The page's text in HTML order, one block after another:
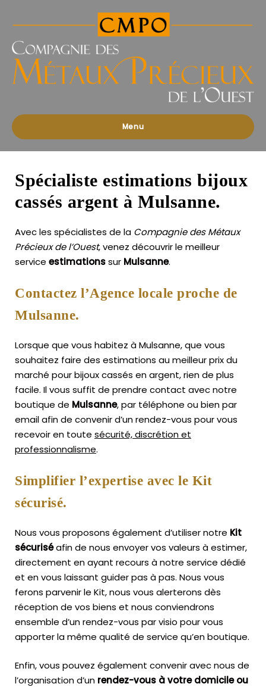
des
Précieux
l'Ouest
Menu
Spécialiste estimations bijoux
cassés argent à Mulsanne.
Avec les spécialistes de la Compagnie des Métaux
Précieux de l’Ouest, venez découvrir le meilleur
service estimationssur Mulsanne.
Contactez l’Agence locale proche de
Mulsanne.
Lorsque que vous habitez à Mulsanne, que vous
souhaitez faire des estimations au meilleur prix du
marché pour bijoux cassés en argent, rien de plus
facile. Il vous suffit de prendre contact avec notre
boutique de Mulsanne, par téléphone ou bien par
email afin de convenir d’un rendez-vous pour vous
recevoir en toute sécurité, discrétion et
professionnalisme.
Simplifier l’expertise avec le Kit
sécurisé.
Nous vous proposons également d’utiliser notre Kit
sécuriséafin de nous envoyer vos valeurs à estimer,
directement en ayant recours à notre service dédié
et en vous laissant guider pas à pas. Nous vous
ferons parvenir le Kit, nous vous alerterons dès
réception de vos biens et nous conviendrons
ensemble d’un rendez-vous par visio pour vous
apporter la même qualité de service qu’en boutique.
Enfin, vous pouvez également convenir avec nous de
l’organisation d’un rendez-vous à votre domicile ou